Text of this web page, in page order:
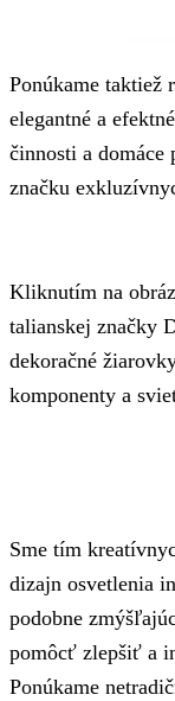
Ponúkame taktiež
elegantné a
činnosti a domáce
značku
Kliknutím na
talianskej značky
dekoračné
komponenty a
Sme tím
dizajn osvetlenia
podobne
pomôcť zlepšiť a
Ponúkame